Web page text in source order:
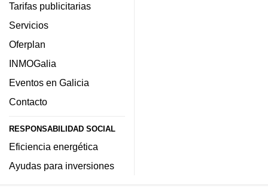
Tarifas publicitarias
Servicios
Oferplan
INMOGalia
Eventos en Galicia
Contacto
RESPONSABILIDAD SOCIAL
Eficiencia energética
Ayudas para inversiones